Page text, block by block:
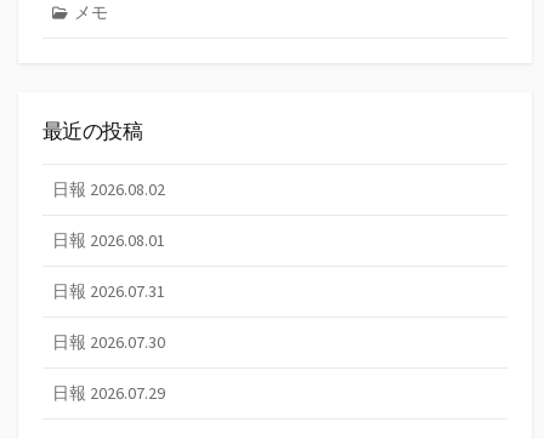
メモ
最近の投稿
日報 2026.08.02
日報 2026.08.01
日報 2026.07.31
日報 2026.07.30
日報 2026.07.29